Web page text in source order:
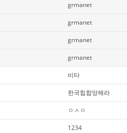
grmanet
grmanet
grmanet
grmanet
비타
한국힙합망해라
ㅇㅅㅇ
1234